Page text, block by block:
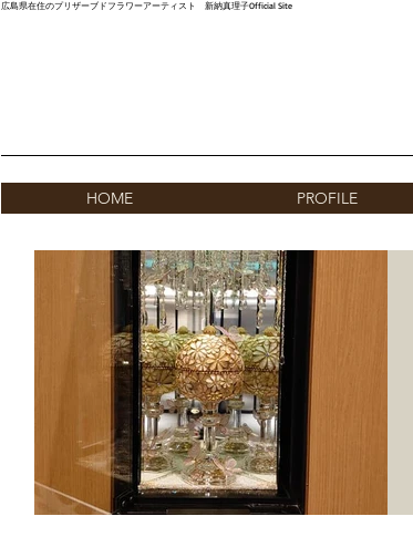
広島県在住のプリザーブドフラワーアーティスト 新納真理子Official Site
HOME PROFILE